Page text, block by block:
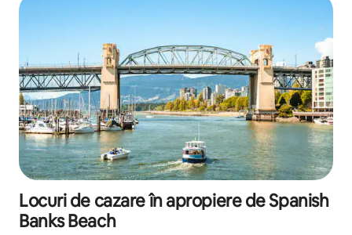
Locuri de cazare în apropiere de Spanish
Banks Beach